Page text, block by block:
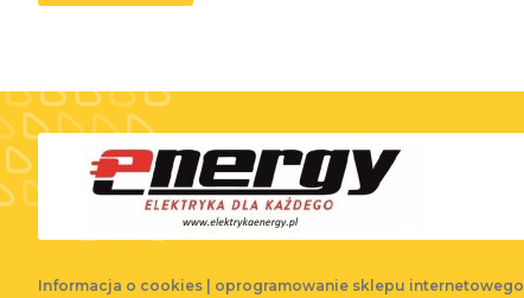
Informacja o cookies oprogramowanie sklepu internetowego